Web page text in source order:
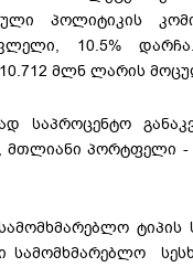
პოლიტიკის
10.5%
მლნ ლარის
პორტფელი -
ტიპის